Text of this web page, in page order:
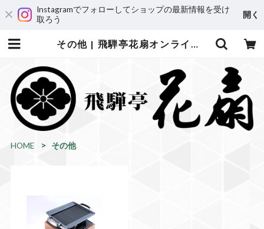
Instagramでフォローしてショップの最新情報を受け
取ろう
開く
その他 | 飛騨亭花扇オンラインショップ
HOME その他